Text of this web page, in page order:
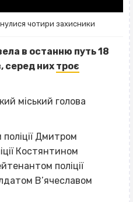
чотири захисники
в останню путь 18
серед них троє
міський голова
Дмитром
Костянтином
поліції
В’ячеславом